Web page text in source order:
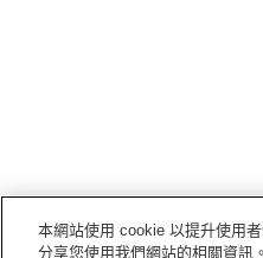
本網站使用 cookie 以提升使用
分享您使用我們網站的相關資訊。